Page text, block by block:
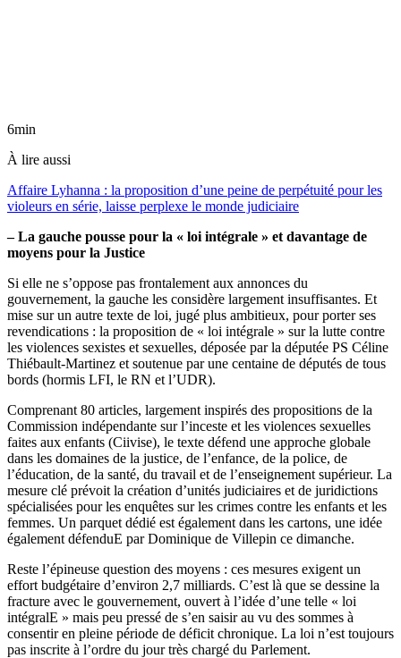
6min
À lire aussi
Affaire Lyhanna : la proposition d’une peine de perpétuité pour les
violeurs en série, laisse perplexe le monde judiciaire
– La gauche pousse pour la « loi intégrale » et davantage de
moyens pour la Justice
Si elle ne s’oppose pas frontalement aux annonces du
gouvernement, la gauche les considère largement insuffisantes. Et
mise sur un autre texte de loi, jugé plus ambitieux, pour porter ses
revendications : la proposition de « loi intégrale » sur la lutte contre
les violences sexistes et sexuelles, déposée par la députée PS Céline
Thiébault-Martinez et soutenue par une centaine de députés de tous
bords (hormis LFI, le RN et l’UDR).
Comprenant 80 articles, largement inspirés des propositions de la
Commission indépendante sur l’inceste et les violences sexuelles
faites aux enfants (Ciivise), le texte défend une approche globale
dans les domaines de la justice, de l’enfance, de la police, de
l’éducation, de la santé, du travail et de l’enseignement supérieur. La
mesure clé prévoit la création d’unités judiciaires et de juridictions
spécialisées pour les enquêtes sur les crimes contre les enfants et les
femmes. Un parquet dédié est également dans les cartons, une idée
également défenduE par Dominique de Villepin ce dimanche.
Reste l’épineuse question des moyens : ces mesures exigent un
effort budgétaire d’environ 2,7 milliards. C’est là que se dessine la
fracture avec le gouvernement, ouvert à l’idée d’une telle « loi
intégralE » mais peu pressé de s’en saisir au vu des sommes à
consentir en pleine période de déficit chronique. La loi n’est toujours
pas inscrite à l’ordre du jour très chargé du Parlement.